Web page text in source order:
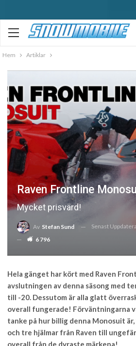
Hem Artiklar
Raven Frontline
Mycket prisvärd!
Av Stefan Sund Senast
6 796
Hela gänget har kört med Raven
avslutningen av denna säsong med
till -20. Dessutom är alla glatt
overall fungerade! Förväntningarna
tanke på hur billig denna Monosuit
och tre hjälmar från Raven till ungefär
overall från de dyraste märkena!